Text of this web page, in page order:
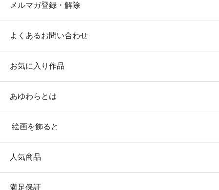
メルマガ登録・解除
よくあるお問い合わせ
お気に入り作品
あゆわらとは
絵画を飾ると
人気商品
満足保証